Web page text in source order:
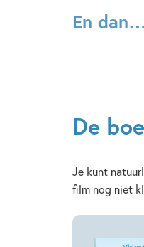
En
De
Je kunt
film nog niet